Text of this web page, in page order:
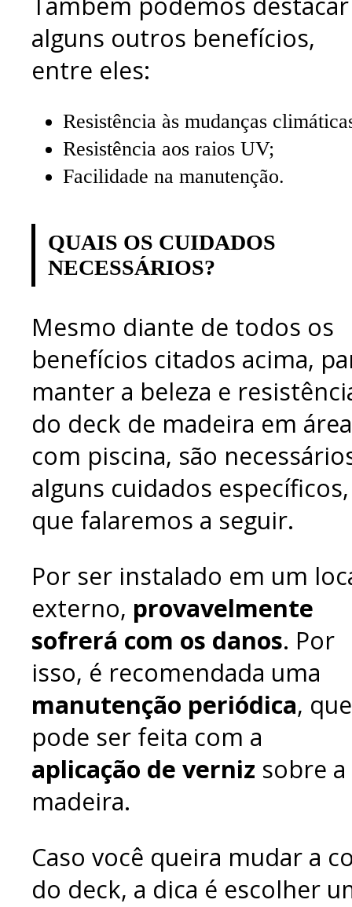
alguns outros benefícios,
entre eles:
Resistência às mudanças
Resistência aos raios UV;
Facilidade na manutenção.
QUAIS OS CUIDADOS
NECESSÁRIOS?
Mesmo diante de todos os
benefícios citados acima,
manter a beleza e
do deck de madeira em
com piscina, são
alguns cuidados específicos,
que falaremos a seguir.
Por ser instalado em um
externo, provavelmente
sofrerá com os danos. Por
isso, é recomendada uma
manutenção periódica, que
pode ser feita com a
aplicação de verniz sobre a
madeira.
Caso você queira mudar a
do deck, a dica é escolher